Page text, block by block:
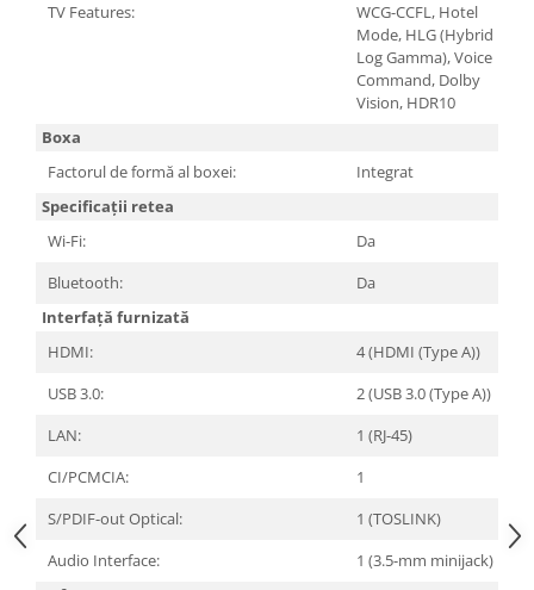
Foto & Video
Cloud si Aplicatii SaaS
Sisteme Videoconferinta
Securitate Date
Firewall
Antivirus
TV Features:
WCG-CCFL, Hotel
Mode, HLG (Hybrid
Log Gamma), Voice
Command, Dolby
Vision, HDR10
Boxa
Factorul de formă al boxei:
Integrat
Specificații retea
Wi-Fi:
Da
Bluetooth:
Da
Interfață furnizată
HDMI:
4 (HDMI (Type A))
USB 3.0:
2 (USB 3.0 (Type A))
LAN:
1 (RJ-45)
CI/PCMCIA:
1
S/PDIF-out Optical:
1 (TOSLINK)
Audio Interface:
1 (3.5-mm minijack)